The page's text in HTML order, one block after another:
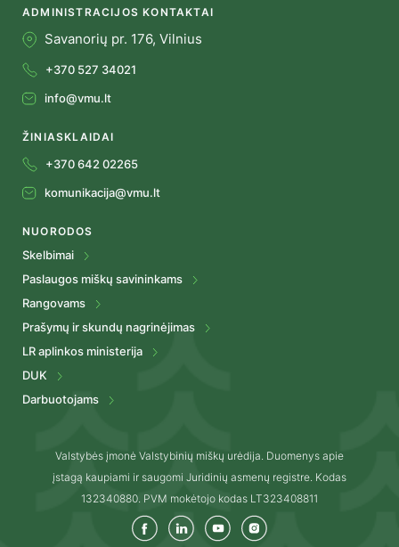
ADMINISTRACIJOS KONTAKTAI
Savanorių pr. 176, Vilnius
+370 527 34021
info@vmu.lt
ŽINIASKLAIDAI
+370 642 02265
komunikacija@vmu.lt
NUORODOS
Skelbimai
Paslaugos miškų savininkams
Rangovams
Prašymų ir skundų nagrinėjimas
LR aplinkos ministerija
DUK
Darbuotojams
Valstybės įmonė Valstybinių miškų urėdija. Duomenys apie
įstagą kaupiami ir saugomi Juridinių asmenų registre. Kodas
132340880. PVM mokėtojo kodas LT323408811